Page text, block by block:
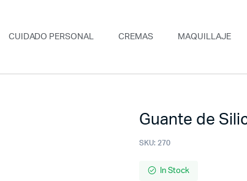
CUIDADO PERSONAL CREMAS MAQUILLAJE
Guante de
SKU: 270
In Stock